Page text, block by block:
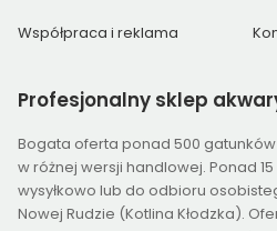
Współpraca i reklama
Profesjonalny sklep
Bogata oferta ponad 500
w różnej wersji handlowej. Ponad
wysyłkowo lub do odbioru
Nowej Rudzie (Kotlina Kłodzka).